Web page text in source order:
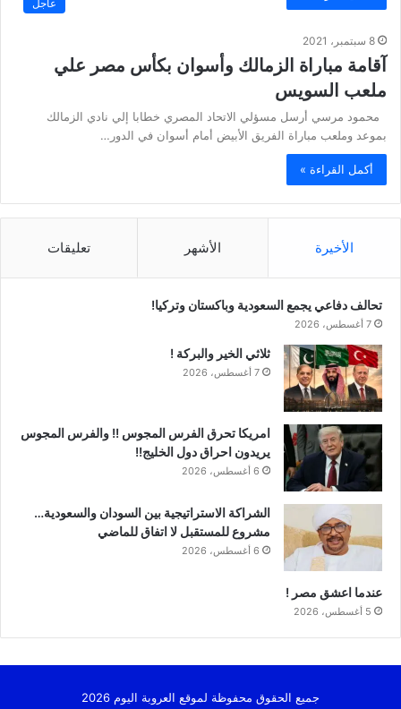
عاجل
8 سبتمبر، 2021
آقامة مباراة الزمالك وأسوان بكأس مصر علي
ملعب السويس
محمود مرسي أرسل مسؤلي الاتحاد المصري خطابا إلي نادي الزمالك
بموعد وملعب مباراة الفريق الأبيض أمام أسوان في الدور…
أكمل القراءة »
الأخيرة الأشهر تعليقات
تحالف دفاعي يجمع السعودية وباكستان وتركيا!
7 أغسطس، 2026
ثلاثي الخير والبركة !
7 أغسطس، 2026
امريكا تحرق الفرس المجوس !! والفرس المجوس
يريدون احراق دول الخليج!!
6 أغسطس، 2026
الشراكة الاستراتيجية بين السودان والسعودية…
مشروع للمستقبل لا اتفاق للماضي
6 أغسطس، 2026
عندما اعشق مصر !
5 أغسطس، 2026
جميع الحقوق محفوظة لموقع العروبة اليوم 2026